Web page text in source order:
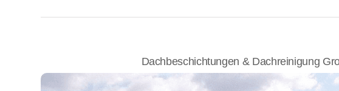
Dachbeschichtungen & Dachreinigung